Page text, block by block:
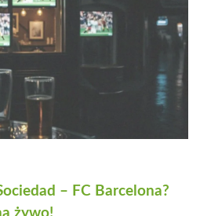
– FC Barcelona?